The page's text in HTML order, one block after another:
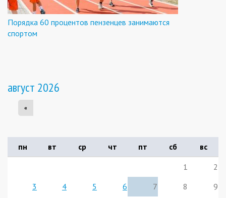
Порядка 60 процентов пензенцев занимаются
спортом
август 2026
«
пн вт ср чт пт сб
вс
1
2
3
4 5 6 7 8
9